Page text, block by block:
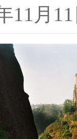
11月